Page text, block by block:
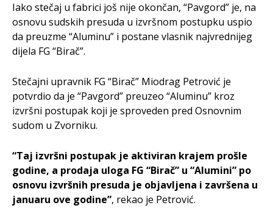
Iako stečaj u fabrici još nije okončan, “Pavgord” je, na
osnovu sudskih presuda u izvršnom postupku uspio
da preuzme “Aluminu” i postane vlasnik najvrednijeg
dijela FG “Birač”.
Stečajni upravnik FG “Birač” Miodrag Petrović je
potvrdio da je “Pavgord” preuzeo “Aluminu” kroz
izvršni postupak koji je sproveden pred Osnovnim
sudom u Zvorniku.
“Taj izvršni postupak je aktiviran krajem prošle
godine, a prodaja uloga FG “Birač” u “Alumini” po
osnovu izvršnih presuda je objavljena i završena u
januaru ove godine”, rekao je Petrović.